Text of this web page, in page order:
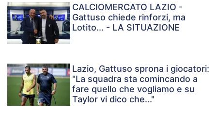
CALCIOMERCATO LAZIO -
Gattuso chiede rinforzi, ma
Lotito... - LA SITUAZIONE
Lazio, Gattuso sprona i giocatori:
"La squadra sta comincando a
fare quello che vogliamo e su
Taylor vi dico che..."